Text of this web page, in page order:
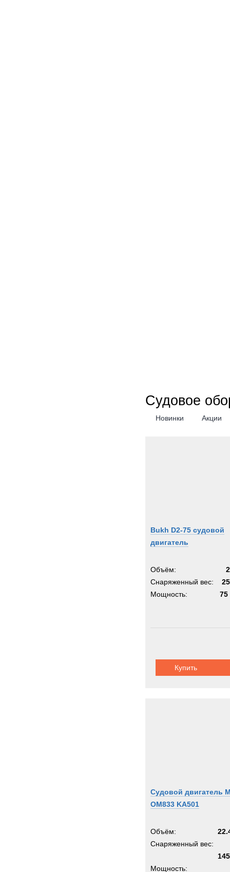
Судовое
Новинки Акции
Bukh D2-75 судовой
двигатель
Объём:
Снаряженный вес:
Мощность:
75
Купить
Судовой двигатель
OM833 KA501
Объём:
Снаряженный вес:
Мощность: